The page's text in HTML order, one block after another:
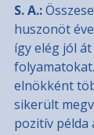
S. A.:
huszonöt
így elég jól
elnökként
sikerült
pozitív példa